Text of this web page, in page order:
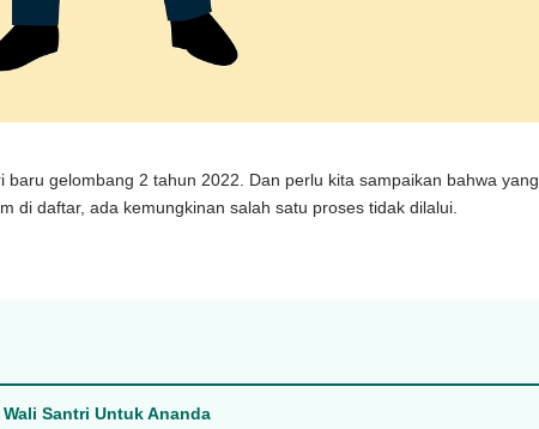
gelombang 2 tahun 2022. Dan perlu kita sampaikan bahwa yang
di daftar, ada kemungkinan salah satu proses tidak dilalui.
Santri Untuk Ananda